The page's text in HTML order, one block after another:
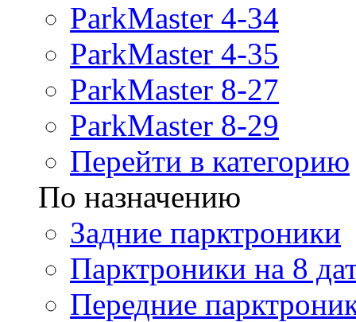
ParkMaster 4-34
ParkMaster 4-35
ParkMaster 8-27
ParkMaster 8-29
Перейти в категорию
По назначению
Задние парктроники
Парктроники на 8
Передние